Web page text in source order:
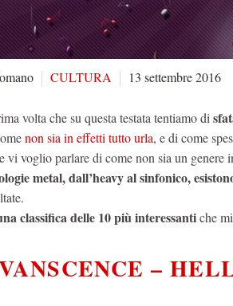
CULTURA 13 settembre 2016
volta che su questa testata tentiamo di
non sia in effetti tutto urla, e di come
vi voglio parlare di come non sia un genere
metal, dall’heavy al sinfonico,
classifica delle 10 più interessantiche
–